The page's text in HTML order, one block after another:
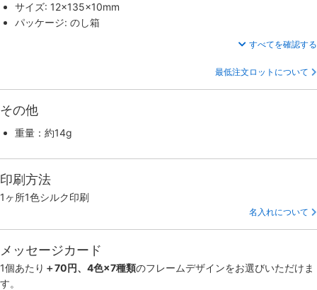
サイズ: 12×135×10mm
パッケージ: のし箱
すべてを確認する
最低注文ロットについて
その他
重量：約14g
印刷方法
1ヶ所1色シルク印刷
名入れについて
メッセージカード
1個あたり ＋70円、4色×7種類のフレームデザインをお選びいただけま
す。